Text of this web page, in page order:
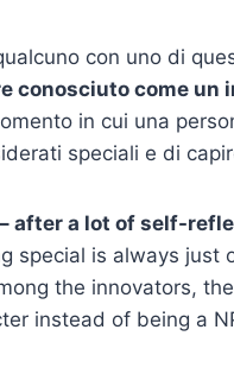
con uno di
conosciuto come un
in cui una
speciali e di
after a lot of self-
special is always just
the innovators,
instead of being a